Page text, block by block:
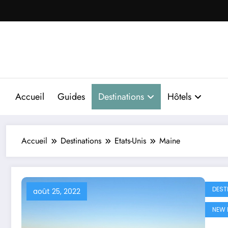
au
Accueil Guides Destinations Hôtels
Accueil Destinations Etats-Unis Maine
août 25, 2022
NEW